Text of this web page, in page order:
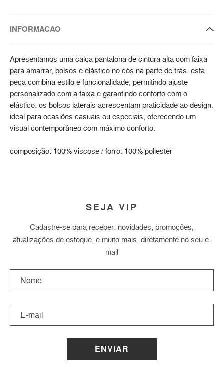
INFORMACAO
Apresentamos uma calça pantalona de cintura alta com faixa
para amarrar, bolsos e elástico no cós na parte de trás. esta
peça combina estilo e funcionalidade, permitindo ajuste
personalizado com a faixa e garantindo conforto com o
elástico. os bolsos laterais acrescentam praticidade ao design.
ideal para ocasiões casuais ou especiais, oferecendo um
visual contemporâneo com máximo conforto.
composição: 100% viscose / forro: 100% poliester
SEJA VIP
Cadastre-se para receber: novidades, promoções,
atualizações de estoque, e muito mais, diretamente no seu e-
mail
ENVIAR